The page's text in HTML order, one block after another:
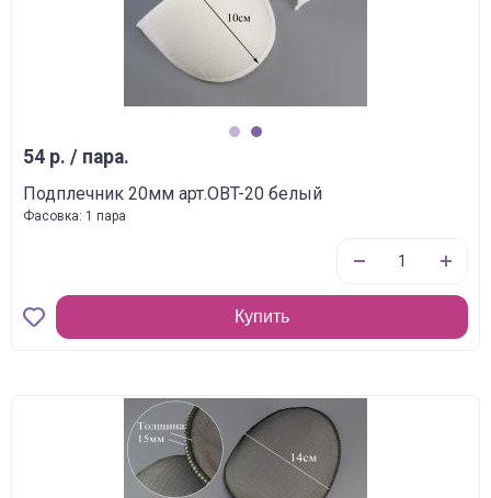
54 р. / пара.
Подплечник 20мм арт.OBT-20 белый
Фасовка: 1 пара
Купить